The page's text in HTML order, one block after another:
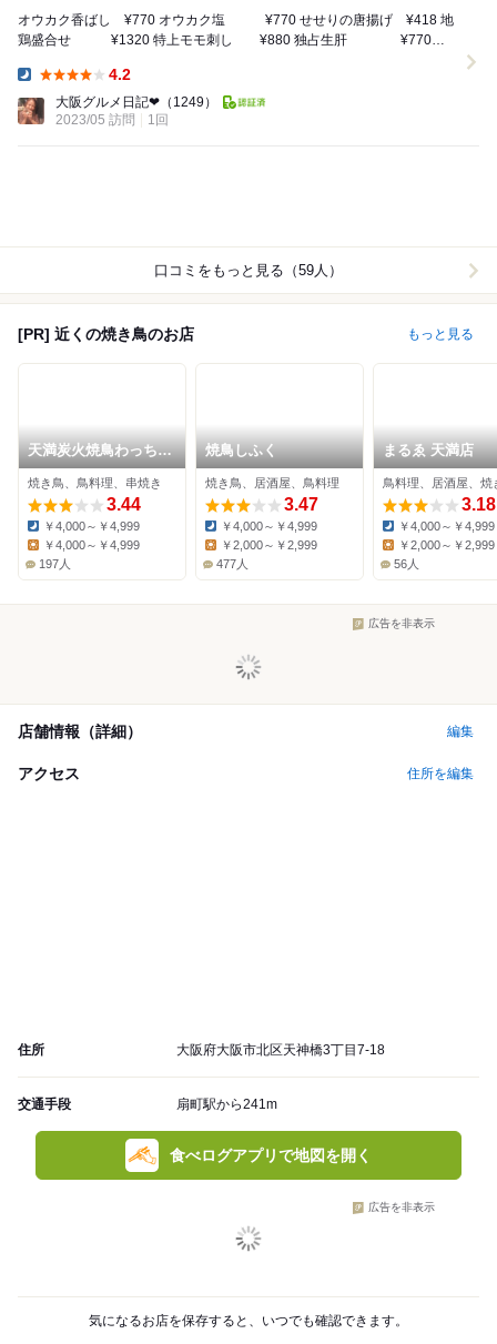
オウカク香ばし ¥770 オウカク塩 ¥770 せせりの唐揚げ ¥418 地
鶏盛合せ ¥1320 特上モモ刺し ¥880 独占生肝 ¥770
4.2
大阪グルメ日記❤︎ （1249）
2023/05 訪問
1回
口コミをもっと見る（59人）
[PR] 近くの焼き鳥のお店 もっと見る
天満炭火焼鳥わっちょ
い
焼き鳥、鳥料理、串焼き
3.44
Dinner:
￥4,000～￥4,999
￥4,000～￥4,999
197人
焼鳥しふく
焼き鳥、居酒屋、鳥料理
3.47
Dinner:
￥4,000～￥4,999
￥2,000～￥2,999
477人
まるゑ 天満店
鳥料理、居酒屋、焼
3.18
Dinner:
￥4,000～￥4,999
Lunch:
￥2,000～￥2,999
56人
広告を非表示
店舗情報（詳細） 編集
アクセス 住所を編集
住所 大阪府大阪市北区天神橋3丁目7-18
交通手段 扇町駅から241m
食べログアプリで地図を開く
広告を非表示
気になるお店を保存すると、いつでも確認できます。